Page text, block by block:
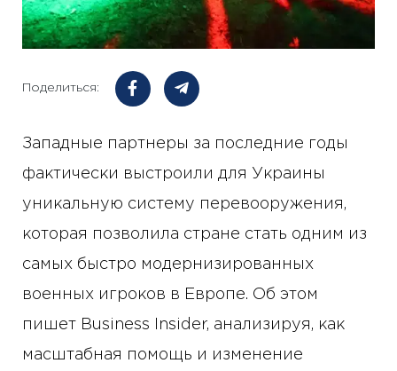
Поделиться:
Западные партнеры за последние годы
фактически выстроили для Украины
уникальную систему перевооружения,
которая позволила стране стать одним из
самых быстро модернизированных
военных игроков в Европе. Об этом
пишет Business Insider, анализируя, как
масштабная помощь и изменение